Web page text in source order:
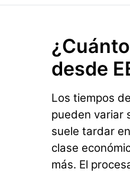
desde
Los tiempos
pueden variar
suele tardar
clase
más. El